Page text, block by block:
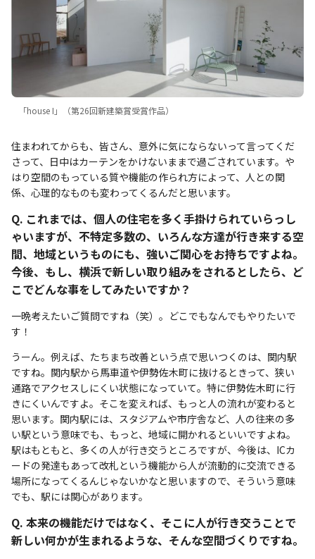
「house I」（第26回新建築賞受賞作品）
住まわれてからも、皆さん、意外に気にならないって言ってくだ
さって、日中はカーテンをかけないままで過ごされています。や
はり空間のもっている質や機能の作られ方によって、人との関
係、心理的なものも変わってくるんだと思います。
Q. これまでは、個人の住宅を多く手掛けられていらっし
ゃいますが、不特定多数の、いろんな方達が行き来する空
間、地域というものにも、強いご関心をお持ちですよね。
今後、もし、横浜で新しい取り組みをされるとしたら、ど
こでどんな事をしてみたいですか？
一晩考えたいご質問ですね（笑）。どこでもなんでもやりたいで
す！
うーん。例えば、たちまち改善という点で思いつくのは、関内駅
ですね。関内駅から馬車道や伊勢佐木町に抜けるときって、狭い
通路でアクセスしにくい状態になっていて。特に伊勢佐木町に行
きにくいんですよ。そこを変えれば、もっと人の流れが変わると
思います。関内駅には、スタジアムや市庁舎など、人の往来の多
い駅という意味でも、もっと、地域に開かれるといいですよね。
駅はもともと、多くの人が行き交うところですが、今後は、ICカ
ードの発達もあって改札という機能から人が流動的に交流できる
場所になってくるんじゃないかなと思いますので、そういう意味
でも、駅には関心があります。
Q. 本来の機能だけではなく、そこに人が行き交うことで
新しい何かが生まれるような、そんな空間づくりですね。